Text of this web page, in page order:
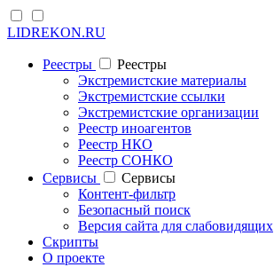
LIDREKON.RU
Реестры
Реестры
Экстремистские материалы
Экстремистские ссылки
Экстремистские организации
Реестр иноагентов
Реестр НКО
Реестр СОНКО
Cервисы
Cервисы
Контент-фильтр
Безопасный поиск
Версия сайта для слабовидящих
Скрипты
О проекте